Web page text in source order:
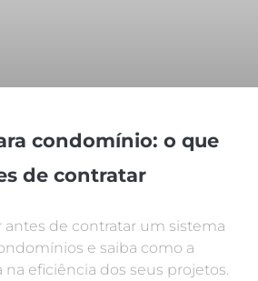
condomínio: o que
de contratar
antes de contratar um sistema
e saiba como a
eficiência dos seus projetos.